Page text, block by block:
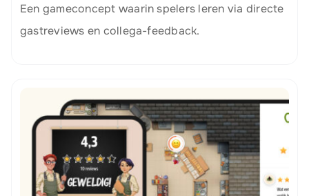
Een gameconcept waarin spelers leren via directe
gastreviews en collega-feedback.